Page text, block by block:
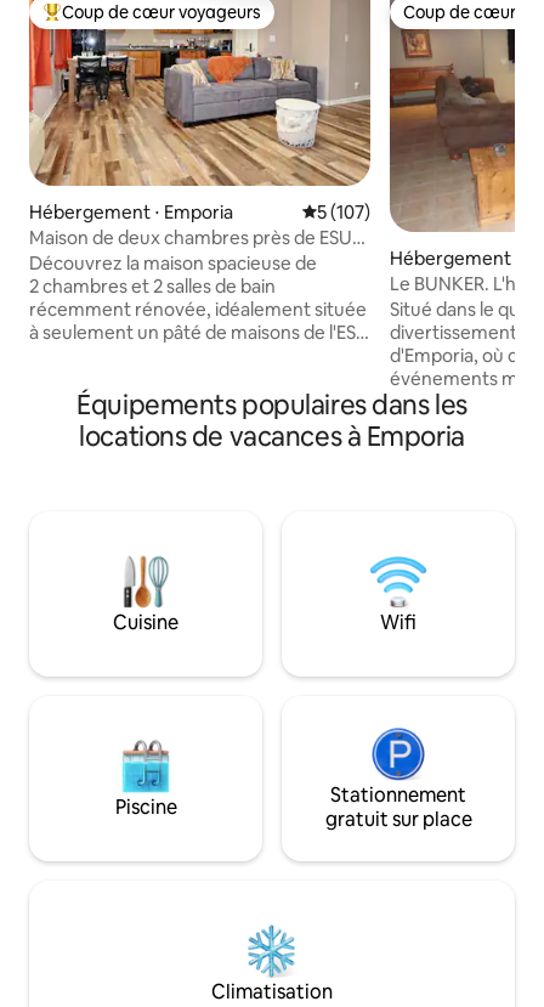
Coups de cœur voyageurs les plus appréciés
Coup de cœur voyageurs
Hébergement ⋅ Emporia Évaluation moyenne sur la
5 (107)
Maison de deux chambres près de ESU
et du centre-ville de Hulu et Disney
Découvrez la maison spacieuse de
2 chambres et 2 salles de bain
récemment rénovée, idéalement située
à seulement un pâté de maisons de l'ESU
entièrement équipée, un parking
gratuit, une connexion Wi-Fi haut débit
et un accès à Disney+, MAX, HULU et
de 40" et chaque chambre dispose d'un
contrôle complet de la température. De
plus, du café et des collations sont inclus
pour votre confort.
Coup de cœur
Coup de cœur
Hébergement ⋅
Le
Situé dans le
divertissement
d'Emporia, où de
événements
distance de
et de l'ESU. Grand parking gratuit. Des
hébergements
temporaire
Pas besoin de
orages grondent. Ne manquez pas de
séjourner dans «
Équipements populaires dans les
locations de vacances à Emporia
Cuisine Wifi
Piscine
Stationnement
gratuit sur place
Climatisation